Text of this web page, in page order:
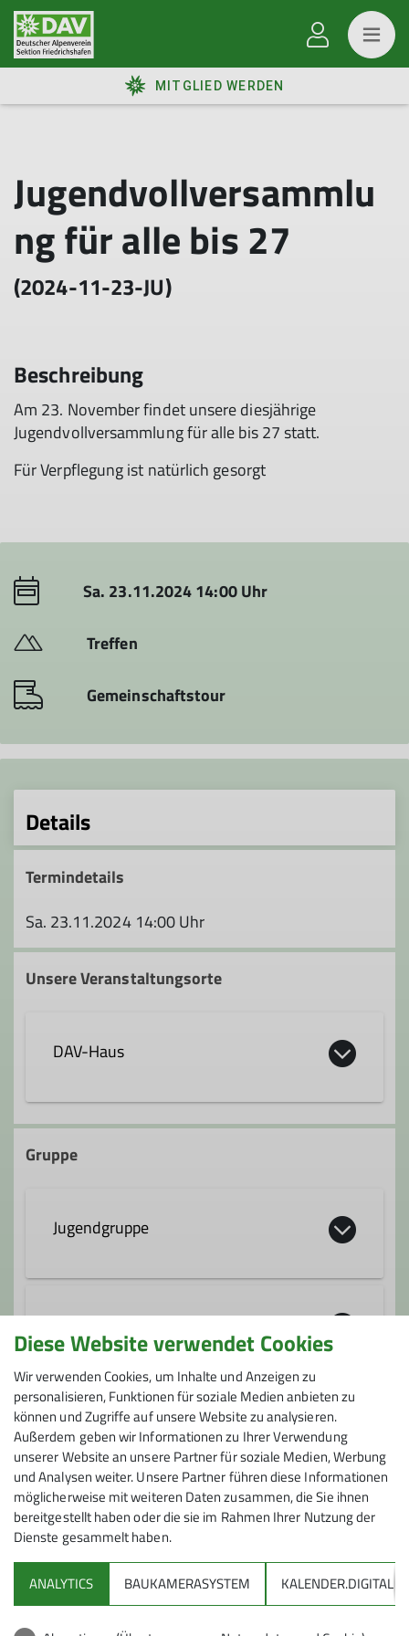
MITGLIED WERDEN
Jugendvollversammlu
ng für alle bis 27
(2024-11-23-JU)
Beschreibung
Am 23. November findet unsere diesjährige
Jugendvollversammlung für alle bis 27 statt.
Für Verpflegung ist natürlich gesorgt
Sa. 23.11.2024 14:00 Uhr
Treffen
Gemeinschaftstour
Details
Termindetails
Sa. 23.11.2024 14:00 Uhr
Unsere Veranstaltungsorte
DAV-Haus
DAV-Haus
Gruppe
Jugendgruppe
vermitteln - Rucksackpacken,
Knotenkunde, Kartenlesen, Kompass und
GPS, Bergrettung, Erste Hilfe, ... Wir
wollen mit Euch ein Biotop erkunden und
eines pflegen, vielleicht können wir es
sogar zu einem Schutzgebiet erklären
lassen! Wir wollen Spaß haben mit Euch!!
Deshalb könnt ihr jederzeit auch eigene
Wünsche mit einbringen.
Kontakt aufnehmen
Wir sind eine Gruppe bergbegeisterter
Familien, die es sich zum Ziel gesetzt
haben, die verschiedenen Spielarten des
Alpinismus unseren kleinen Sprösslingen
nahezubringen. Kinderwagen gerechte
Spaziergänge bis zur Mehrseillängen-
Klettertour, von der leichten Wanderung
auf die näheren Hügel bis zu mehrtägigen
Unternehmungen in den Tessiner Alpen,
findet jede Familie die richtige Tour bzw.
Unternehmung.
Jugendleistungsgruppe Klettern (JLK)
Wir sind eine Gruppe bestehend aus bis
zu 12 jungen, motivierten Kletterern im
Alter zwischen 11 und 19 Jahren und drei
Trainern. Durch ein regelmäßiges und
zielgerichtetes Training wollen wir unser
Kletterkönnen steigern. Wir haben Spaß
Diese Website verwendet Cookies
Wir verwenden Cookies, um Inhalte und Anzeigen zu
personalisieren, Funktionen für soziale Medien anbieten zu
können und Zugriffe auf unsere Website zu analysieren.
Außerdem geben wir Informationen zu Ihrer Verwendung
unserer Website an unsere Partner für soziale Medien, Werbung
und Analysen weiter. Unsere Partner führen diese Informationen
möglicherweise mit weiteren Daten zusammen, die Sie ihnen
bereitgestellt haben oder die sie im Rahmen Ihrer Nutzung der
Dienste gesammelt haben.
ANALYTICS BAUKAMERASYSTEM KALENDER.DIGITAL